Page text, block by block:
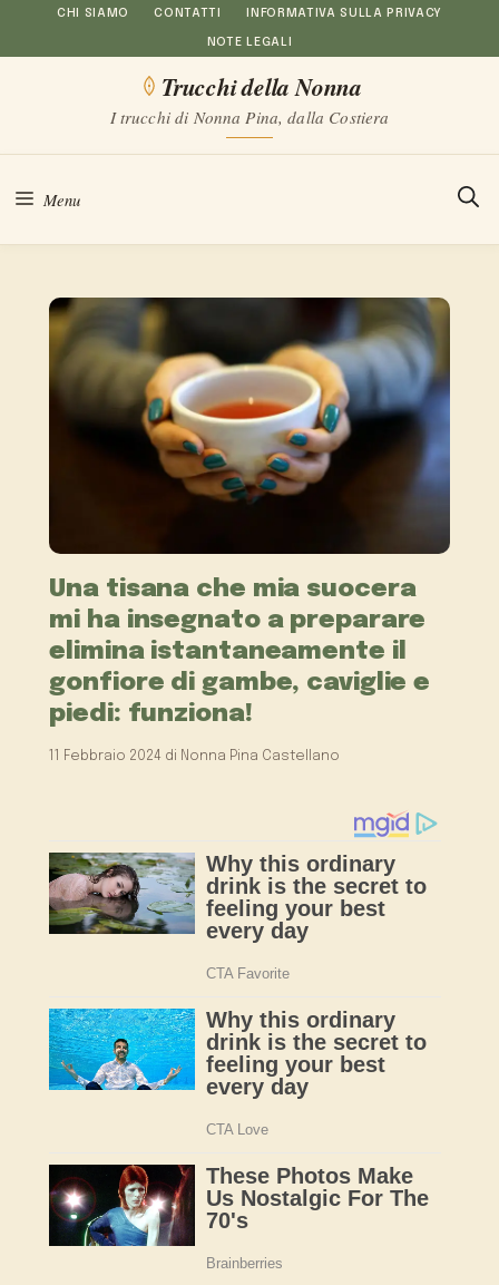
al
CHI SIAMO CONTATTI INFORMATIVA SULLA PRIVACY
NOTE LEGALI
Trucchi della Nonna
I trucchi di Nonna Pina, dalla Costiera
Menu
Una tisana che mia suocera
mi ha insegnato a preparare
elimina istantaneamente il
gonfiore di gambe, caviglie e
piedi: funziona!
11 Febbraio 2024 di Nonna Pina Castellano